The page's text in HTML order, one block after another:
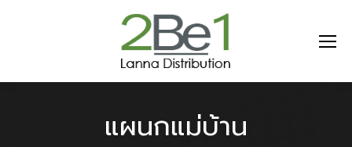
แผนกแม่บ้าน